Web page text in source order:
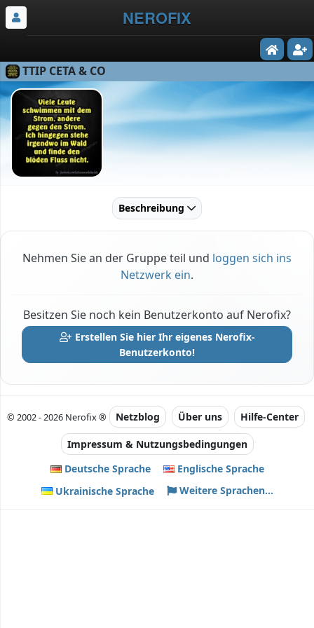
NEROFIX
TTIP CETA & CO
Beschreibung
Nehmen Sie an der Gruppe teil und loggen sich ins
Netzwerk ein.
Besitzen Sie noch kein Benutzerkonto auf Nerofix?
Erstellen Sie hier Ihr eigenes Nerofix-
Benutzerkonto!
© 2002 - 2026 Nerofix ® Netzblog Über uns Hilfe-Center
Impressum & Nutzungsbedingungen
Deutsche Sprache
Englische Sprache
Ukrainische Sprache
Weitere Sprachen...